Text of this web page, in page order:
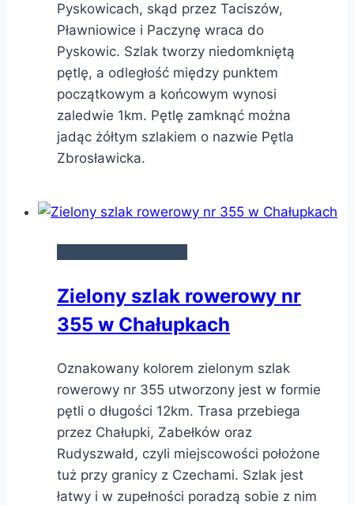
Pyskowicach, skąd przez Taciszów,
Pławniowice i Paczynę wraca do
Pyskowic. Szlak tworzy niedomkniętą
pętlę, a odległość między punktem
początkowym a końcowym wynosi
zaledwie 1km. Pętlę zamknąć można
jadąc żółtym szlakiem o nazwie Pętla
Zbrosławicka.
Zielony szlak rowerowy nr
355 w Chałupkach
Oznakowany kolorem zielonym szlak
rowerowy nr 355 utworzony jest w formie
pętli o długości 12km. Trasa przebiega
przez Chałupki, Zabełków oraz
Rudyszwałd, czyli miejscowości położone
tuż przy granicy z Czechami. Szlak jest
łatwy i w zupełności poradzą sobie z nim